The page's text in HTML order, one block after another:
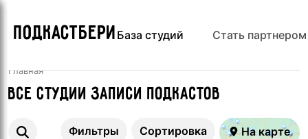
ПОДКАСТБЕРИ База студий Стать партнером
Главная
Все Студии записи подкастов
Фильтры Сортировка На карте